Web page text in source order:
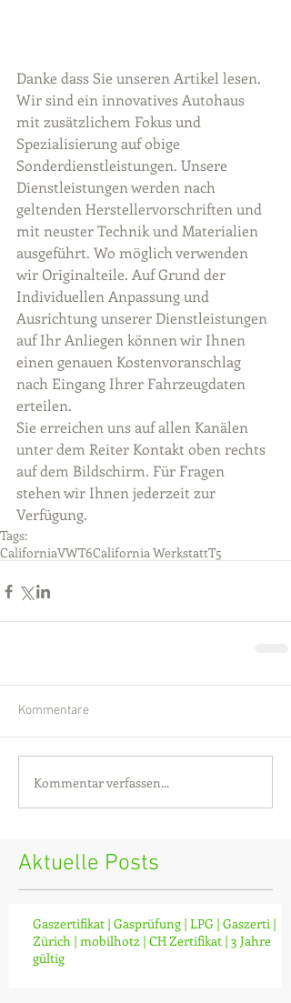
Danke dass Sie unseren Artikel lesen.
Wir sind ein innovatives Autohaus
mit zusätzlichem Fokus und
Spezialisierung auf obige
Sonderdienstleistungen. Unsere
Dienstleistungen werden nach
geltenden Herstellervorschriften und
mit neuster Technik und Materialien
ausgeführt. Wo möglich verwenden
wir Originalteile. Auf Grund der
Individuellen Anpassung und
Ausrichtung unserer Dienstleistungen
auf Ihr Anliegen können wir Ihnen
einen genauen Kostenvoranschlag
nach Eingang Ihrer Fahrzeugdaten
erteilen.
Sie erreichen uns auf allen Kanälen
unter dem Reiter Kontakt oben rechts
auf dem Bildschirm. Für Fragen
stehen wir Ihnen jederzeit zur
Verfügung.
Tags:
CaliforniaVWT6California WerkstattT5
Kommentare
Kommentar verfassen...
Aktuelle Posts
Gaszertifikat | Gasprüfung | LPG | Gaszerti |
Zürich | mobilhotz | CH Zertifikat | 3 Jahre
gültig